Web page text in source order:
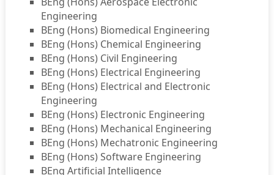
Engineering
BEng (Hons) Biomedical Engineering
BEng (Hons) Chemical Engineering
BEng (Hons) Civil Engineering
BEng (Hons) Electrical Engineering
BEng (Hons) Electrical and Electronic
Engineering
BEng (Hons) Electronic Engineering
BEng (Hons) Mechanical Engineering
BEng (Hons) Mechatronic Engineering
BEng (Hons) Software Engineering
BEng Artificial Intelligence